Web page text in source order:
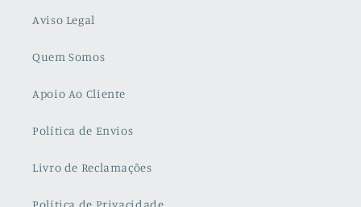
Aviso Legal
Quem Somos
Apoio Ao Cliente
Política de Envios
Livro de Reclamações